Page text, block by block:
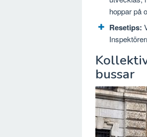
hoppar på
Resetips:
bussar